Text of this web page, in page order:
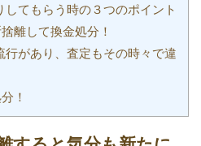
てもらう時の３つのポイント
離して換金処分！
行があり、査定もその時々で違
！